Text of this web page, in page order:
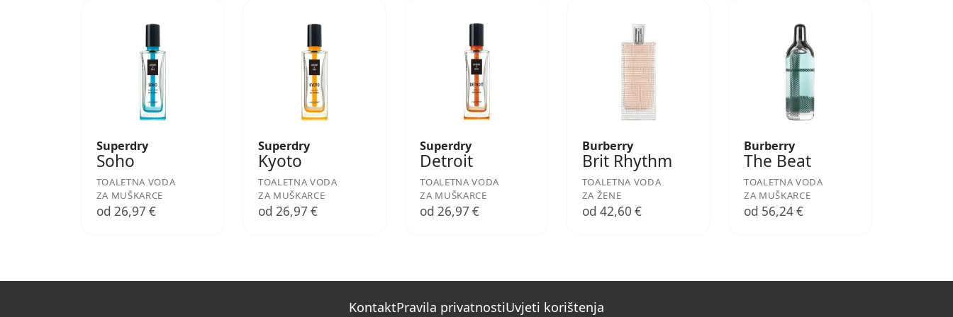
Superdry
Soho
TOALETNA VODA
ZA MUŠKARCE
od 26,97 €
Superdry
Kyoto
TOALETNA VODA
ZA MUŠKARCE
od 26,97 €
Superdry
Detroit
TOALETNA VODA
ZA MUŠKARCE
od 26,97 €
Burberry
Brit Rhythm
TOALETNA VODA
ZA ŽENE
od 42,60 €
Burberry
The Beat
TOALETNA VODA
ZA MUŠKARCE
od 56,24 €
KontaktPravila privatnostiUvjeti korištenja